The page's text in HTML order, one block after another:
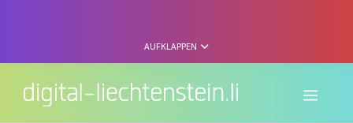
AUFKLAPPEN
Menü